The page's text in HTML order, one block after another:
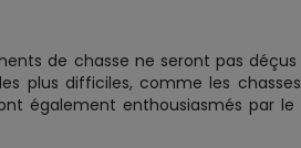
de chasse ne seront pas déçus
plus difficiles, comme les
également enthousiasmés par le